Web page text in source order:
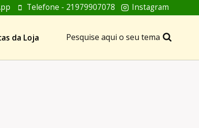
Telefone - 21979907078 Instagram
da Loja Pesquise aqui o seu tema